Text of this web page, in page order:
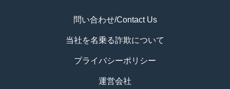
問い合わせ/Contact Us
当社を名乗る詐欺について
プライバシーポリシー
運営会社